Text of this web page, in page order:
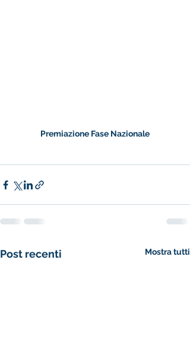
Premiazione Fase Nazionale
Post recenti Mostra tutti